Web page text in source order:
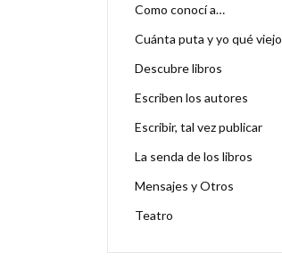
Como conocí a…
Cuánta puta y yo qué viejo
Descubre libros
Escriben los autores
Escribir, tal vez publicar
La senda de los libros
Mensajes y Otros
Teatro